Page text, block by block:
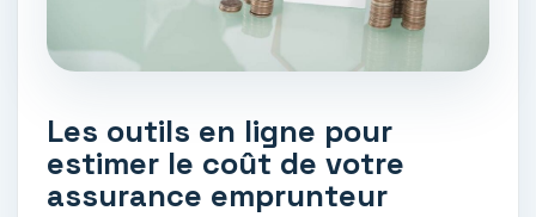
Les outils en ligne pour
estimer le coût de votre
assurance emprunteur